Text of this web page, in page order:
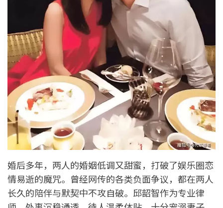
婚后多年，两人的婚姻低调又甜蜜，打破了娱乐圈恋
情易逝的魔咒。曾经网传的各类负面争议，都在两人
长久的陪伴与默契中不攻自破。邱韶智作为专业律